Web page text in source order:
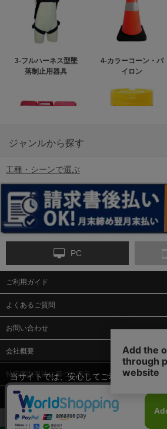
3-フルハーネス型墜
落制止用器具
4-カラーコーン・パ
イロン
6-矢印板/LED矢印板
9-点字マット・タイ
12-安全ベスト
13-誘導灯・誘導棒・
合図灯・手旗
ジャンルから探す
工種・シーンで選ぶ
PC
ご利用ガイド
よくあるご質問
お問い合わせ
会社概要
特定商取引法に基づく表示
個人情報保護方針
当サイトでは、安心してご利用いただくた
等）、またサイトの利便性向上のため、
しています。 サイトのクッキー(Cookie)
ライバシーポリシー」をお読みください。